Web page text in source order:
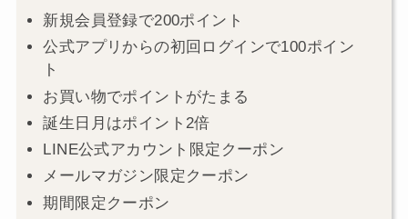
新規会員登録で200ポイント
公式アプリからの初回ログインで100ポイン
ト
お買い物でポイントがたまる
誕生日月はポイント2倍
LINE公式アカウント限定クーポン
メールマガジン限定クーポン
期間限定クーポン